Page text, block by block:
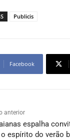
Publicis
Facebook
anterior
espalha
espírito do verão